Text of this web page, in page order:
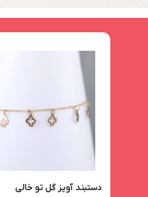
دستبند آویز گل تو خالی